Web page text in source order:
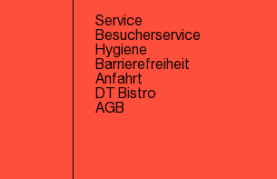
Service
Besucherservice
Hygiene
Barrierefreiheit
Anfahrt
DT Bistro
AGB